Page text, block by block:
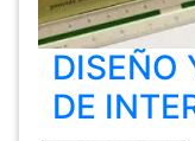
DISEÑO
DE